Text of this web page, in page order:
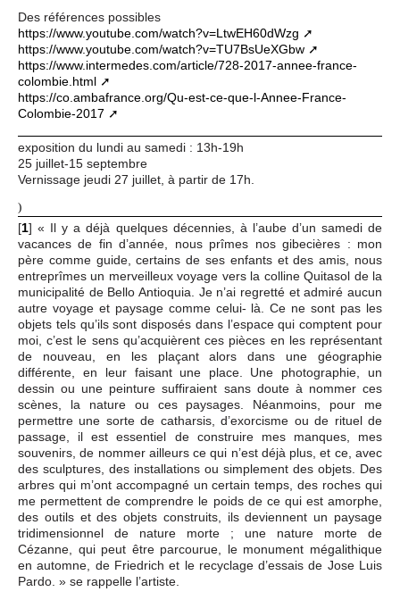
Des références possibles
https://www.youtube.com/watch?v=LtwEH60dWzg
https://www.youtube.com/watch?v=TU7BsUeXGbw
https://www.intermedes.com/article/728-2017-annee-france-
colombie.html
https://co.ambafrance.org/Qu-est-ce-que-l-Annee-France-
Colombie-2017
exposition du lundi au samedi : 13h-19h
25 juillet-15 septembre
Vernissage jeudi 27 juillet, à partir de 17h.
)
[1]« Il y a déjà quelques décennies, à l’aube d’un samedi de
vacances de fin d’année, nous prîmes nos gibecières : mon
père comme guide, certains de ses enfants et des amis, nous
entreprîmes un merveilleux voyage vers la colline Quitasol de la
municipalité de Bello Antioquia. Je n’ai regretté et admiré aucun
autre voyage et paysage comme celui- là. Ce ne sont pas les
objets tels qu’ils sont disposés dans l’espace qui comptent pour
moi, c’est le sens qu’acquièrent ces pièces en les représentant
de nouveau, en les plaçant alors dans une géographie
différente, en leur faisant une place. Une photographie, un
dessin ou une peinture suffiraient sans doute à nommer ces
scènes, la nature ou ces paysages. Néanmoins, pour me
permettre une sorte de catharsis, d’exorcisme ou de rituel de
passage, il est essentiel de construire mes manques, mes
souvenirs, de nommer ailleurs ce qui n’est déjà plus, et ce, avec
des sculptures, des installations ou simplement des objets. Des
arbres qui m’ont accompagné un certain temps, des roches qui
me permettent de comprendre le poids de ce qui est amorphe,
des outils et des objets construits, ils deviennent un paysage
tridimensionnel de nature morte ; une nature morte de
Cézanne, qui peut être parcourue, le monument mégalithique
en automne, de Friedrich et le recyclage d’essais de Jose Luis
Pardo. » se rappelle l’artiste.